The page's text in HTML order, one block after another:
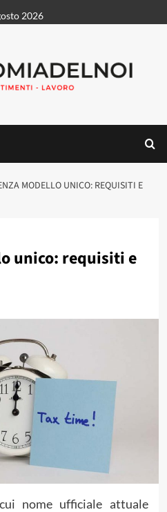
2026
MODELLO UNICO: REQUISITI E
unico: requisiti e
nome ufficiale attuale